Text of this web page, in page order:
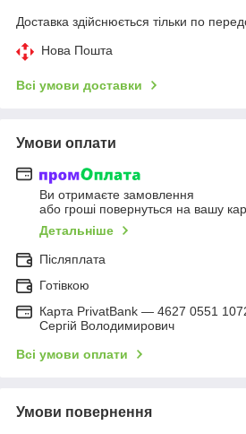
Доставка здійснюється тільки по
Нова Пошта
Всі умови доставки
Умови оплати
Ви отримаєте замовлення
або гроші повернуться на вашу
Детальніше
Післяплата
Готівкою
Карта PrivatBank — 4627 0551
Сергій Володимирович
Всі умови оплати
Умови повернення